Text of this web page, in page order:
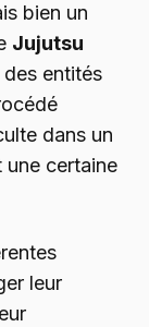
bien un
Jujutsu
entités
dans un
une certaine
leur